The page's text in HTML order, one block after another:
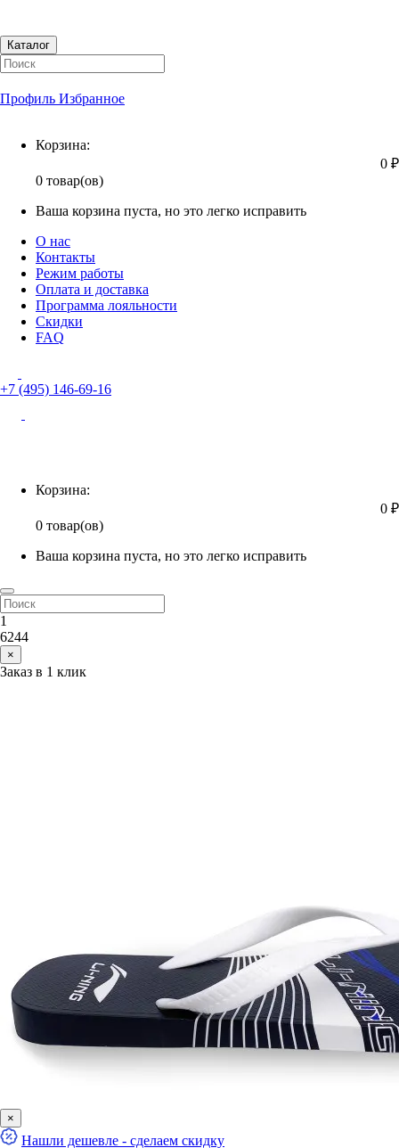
Каталог
Профиль Избранное
Корзина:
0 ₽
0 товар(ов)
Ваша корзина пуста, но это легко исправить
О нас
Контакты
Режим работы
Оплата и доставка
Программа лояльности
Скидки
FAQ
+7 (495) 146-69-16
Корзина:
0 ₽
0 товар(ов)
Ваша корзина пуста, но это легко исправить
1
6244
×
Заказ в 1 клик
×
Нашли дешевле - сделаем скидку